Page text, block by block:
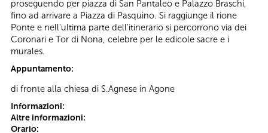
proseguendo per piazza di San Pantaleo e Palazzo Braschi,
fino ad arrivare a Piazza di Pasquino. Si raggiunge il rione
Ponte e nell'ultima parte dell'itinerario si percorrono via dei
Coronari e Tor di Nona, celebre per le edicole sacre e i
murales.
Appuntamento:
di fronte alla chiesa di S.Agnese in Agone
Informazioni:
Altre informazioni:
Orario: